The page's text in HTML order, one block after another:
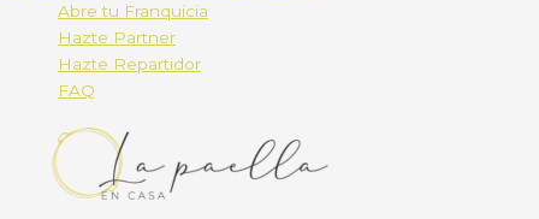
Abre tu Franquicia
Hazte Partner
Hazte Repartidor
FAQ